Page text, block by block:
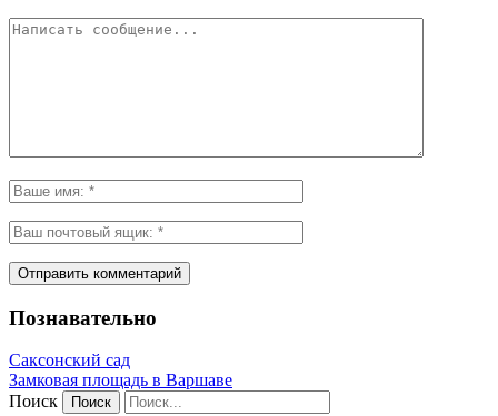
Познавательно
Саксонский сад
Замковая площадь в Варшаве
Поиск